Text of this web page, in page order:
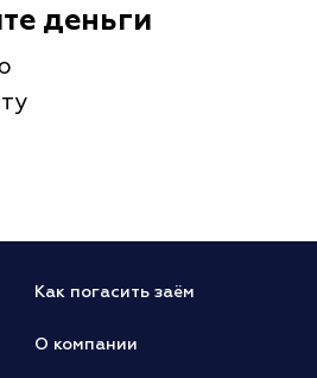
деньги
Как погасить заём
О компании